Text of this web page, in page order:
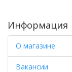
Информация
О магазине
Вакансии